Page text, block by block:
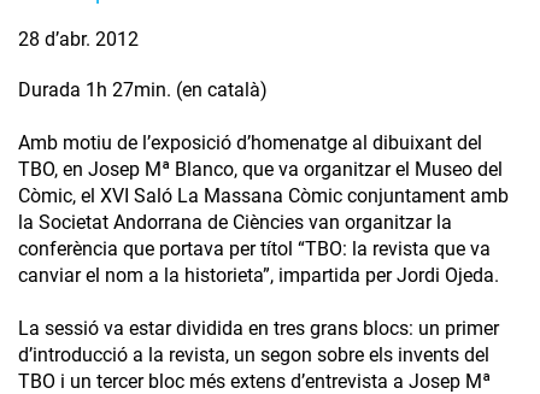
28 d’abr. 2012
Durada 1h 27min. (en català)
Amb motiu de l’exposició d’homenatge al dibuixant del
TBO, en Josep Mª Blanco, que va organitzar el Museo del
Còmic, el XVI Saló La Massana Còmic conjuntament amb
la Societat Andorrana de Ciències van organitzar la
conferència que portava per títol “TBO: la revista que va
canviar el nom a la historieta”, impartida per Jordi Ojeda.
La sessió va estar dividida en tres grans blocs: un primer
d’introducció a la revista, un segon sobre els invents del
TBO i un tercer bloc més extens d’entrevista a Josep Mª